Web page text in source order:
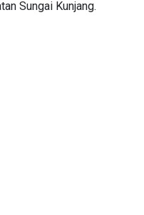
Sungai Kunjang.